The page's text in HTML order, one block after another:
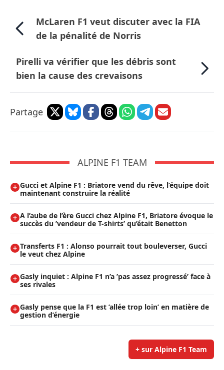
McLaren F1 veut discuter avec la FIA
de la pénalité de Norris
Pirelli va vérifier que les débris sont
bien la cause des crevaisons
Partage
ALPINE F1 TEAM
Gucci et Alpine F1 : Briatore vend du rêve, l’équipe doit
maintenant construire la réalité
A l’aube de l’ère Gucci chez Alpine F1, Briatore évoque le
succès du ’vendeur de T-shirts’ qu’était Benetton
Transferts F1 : Alonso pourrait tout bouleverser, Gucci
le veut chez Alpine
Gasly inquiet : Alpine F1 n’a ’pas assez progressé’ face à
ses rivales
Gasly pense que la F1 est ’allée trop loin’ en matière de
gestion d’énergie
+ sur Alpine F1 Team